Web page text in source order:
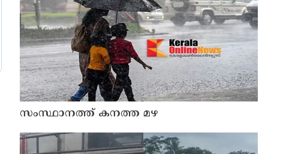
സംസ്ഥാനത്ത് കനത്ത മഴ